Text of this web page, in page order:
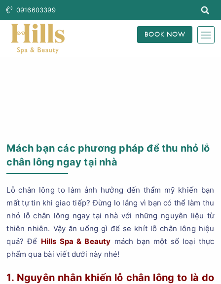
0916603399
BOOK NOW
Mách bạn các phương pháp để thu nhỏ lỗ
chân lông ngay tại nhà
Lỗ chân lông to làm ảnh hưởng đến thẩm mỹ khiến bạn
mất tự tin khi giao tiếp? Đừng lo lắng vì bạn có thể làm thu
nhỏ lỗ chân lông ngay tại nhà với những nguyên liệu từ
thiên nhiên. Vậy ăn uống gì để se khít lỗ chân lông hiệu
quả? Để Hills Spa & Beauty mách bạn một số loại thực
phẩm qua bài viết dưới này nhé!
1. Nguyên nhân khiến lỗ chân lông to là do